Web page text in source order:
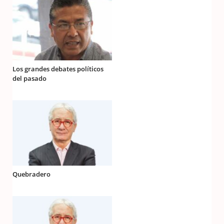
Los grandes debates políticos
del pasado
Quebradero